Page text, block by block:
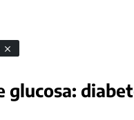
glucosa: